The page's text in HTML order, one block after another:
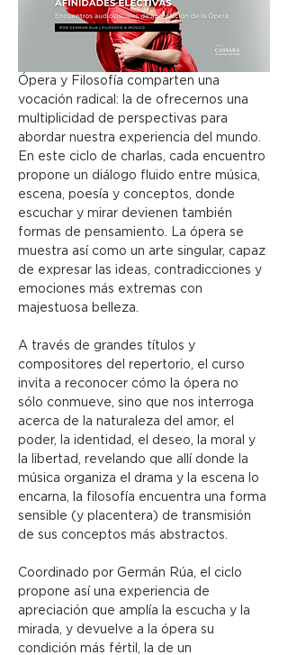
Ópera y Filosofía comparten una
vocación radical: la de ofrecernos una
multiplicidad de perspectivas para
abordar nuestra experiencia del mundo.
En este ciclo de charlas, cada encuentro
propone un diálogo fluido entre música,
escena, poesía y conceptos, donde
escuchar y mirar devienen también
formas de pensamiento. La ópera se
muestra así como un arte singular, capaz
de expresar las ideas, contradicciones y
emociones más extremas con
majestuosa belleza.
A través de grandes títulos y
compositores del repertorio, el curso
invita a reconocer cómo la ópera no
sólo conmueve, sino que nos interroga
acerca de la naturaleza del amor, el
poder, la identidad, el deseo, la moral y
la libertad, revelando que allí donde la
música organiza el drama y la escena lo
encarna, la filosofía encuentra una forma
sensible (y placentera) de transmisión
de sus conceptos más abstractos.
Coordinado por Germán Rúa, el ciclo
propone así una experiencia de
apreciación que amplía la escucha y la
mirada, y devuelve a la ópera su
condición más fértil, la de un